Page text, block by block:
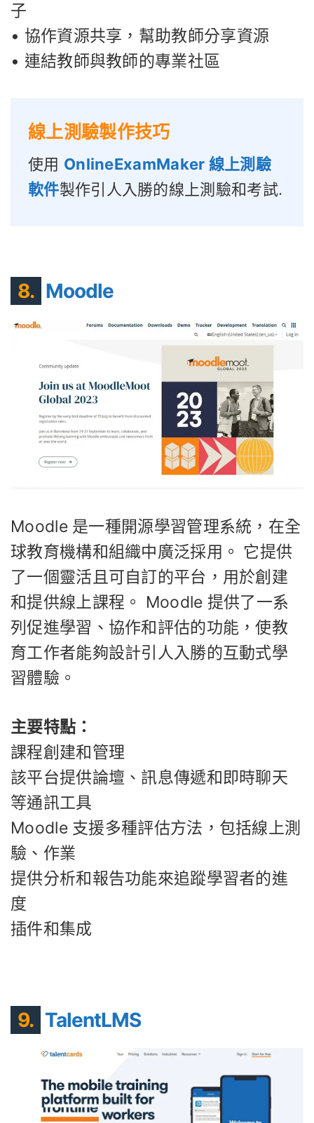
子
• 協作資源共享，幫助教師分享資源
• 連結教師與教師的專業社區
線上測驗製作技巧
使用 OnlineExamMaker 線上測驗
軟件製作引人入勝的線上測驗和考試.
8. Moodle
Moodle 是一種開源學習管理系統，在全
球教育機構和組織中廣泛採用。 它提供
了一個靈活且可自訂的平台，用於創建
和提供線上課程。 Moodle 提供了一系
列促進學習、協作和評估的功能，使教
育工作者能夠設計引人入勝的互動式學
習體驗。
主要特點：
課程創建和管理
該平台提供論壇、訊息傳遞和即時聊天
等通訊工具
Moodle 支援多種評估方法，包括線上測
驗、作業
提供分析和報告功能來追蹤學習者的進
度
插件和集成
9. TalentLMS